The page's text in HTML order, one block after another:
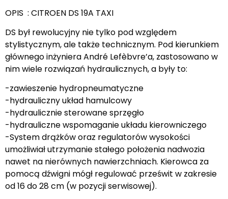
OPIS : CITROEN DS 19A TAXI
DS był rewolucyjny nie tylko pod względem
stylistycznym, ale także technicznym. Pod kierunkiem
głównego inżyniera André Lefèbvre’a, zastosowano w
nim wiele rozwiązań hydraulicznych, a były to:
-zawieszenie hydropneumatyczne
-hydrauliczny układ hamulcowy
-hydraulicznie sterowane sprzęgło
-hydrauliczne wspomaganie układu kierowniczego
-System drążków oraz regulatorów wysokości
umożliwiał utrzymanie stałego położenia nadwozia
nawet na nierównych nawierzchniach. Kierowca za
pomocą dźwigni mógł regulować prześwit w zakresie
od 16 do 28 cm (w pozycji serwisowej).